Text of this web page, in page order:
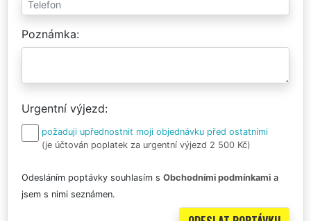
Poznámka
Urgentní výjezd
požaduji upřednostnit moji objednávku před ostatními
(je účtován poplatek za urgentní výjezd 2 500 Kč)
Odesláním poptávky souhlasím s Obchodními podmínkami a
jsem s nimi seznámen.